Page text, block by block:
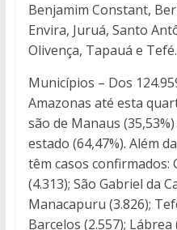
Benjamim Constant,
Envira, Juruá, Santo
Olivença, Tapauá e Tefé.
Municípios – Dos
Amazonas até esta
são de Manaus
estado (64,47%). Além
têm casos confirmados:
(4.313); São Gabriel da
Manacapuru (3.826);
Barcelos (2.557);